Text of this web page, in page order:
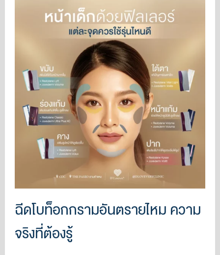
ฉีดโบท็อกกรามอันตรายไหม ความ
จริงที่ต้องรู้